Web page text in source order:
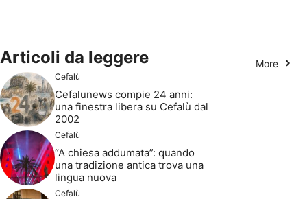
Articoli da leggere More
Cefalù
Cefalunews compie 24 anni:
una finestra libera su Cefalù dal
2002
Cefalù
“A chiesa addumata”: quando
una tradizione antica trova una
lingua nuova
Cefalù